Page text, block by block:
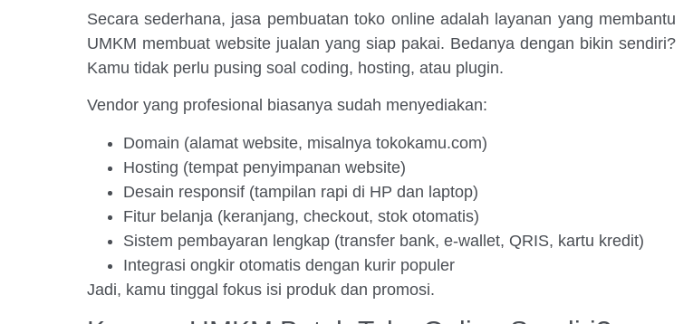
Secara sederhana, jasa pembuatan toko online adalah layanan yang membantu
UMKM membuat website jualan yang siap pakai. Bedanya dengan bikin sendiri?
Kamu tidak perlu pusing soal coding, hosting, atau plugin.
Vendor yang profesional biasanya sudah menyediakan:
Domain (alamat website, misalnya tokokamu.com)
Hosting (tempat penyimpanan website)
Desain responsif (tampilan rapi di HP dan laptop)
Fitur belanja (keranjang, checkout, stok otomatis)
Sistem pembayaran lengkap (transfer bank, e-wallet, QRIS, kartu kredit)
Integrasi ongkir otomatis dengan kurir populer
Jadi, kamu tinggal fokus isi produk dan promosi.